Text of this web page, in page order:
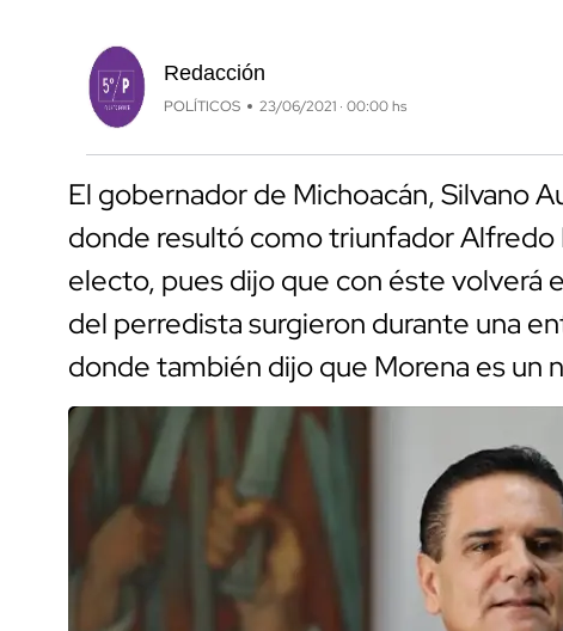
Redacción
POLÍTICOS 23/06/2021 · 00:00 hs
El gobernador de Michoacán, Silvano
donde resultó como triunfador
electo, pues dijo que con éste volverá
del perredista surgieron durante una
donde también dijo que Morena es un